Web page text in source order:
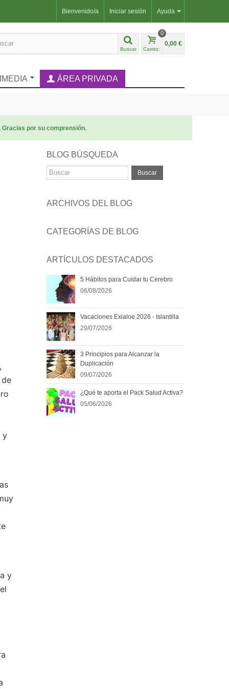
Ayuda
Bienvenido/a Iniciar sesión
Buscar Carrito:
0
0,00 €
ÁREA PRIVADA
por su comprensión.
y
y
BLOG BÚSQUEDA
Buscar
ARCHIVOS DEL BLOG
CATEGORÍAS DE BLOG
ARTÍCULOS DESTACADOS
5 Hábitos para Cuidar tu Cerebro
06/08/2026
Vacaciones Exialoe 2026 - Islantilla
29/07/2026
3 Principios para Alcanzar la
Duplicación
09/07/2026
¿Qué te aporta el Pack Salud Activa?
05/06/2026